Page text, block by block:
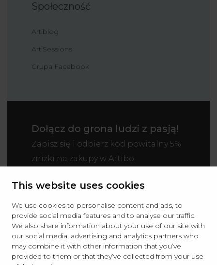
This website uses cookies
We use cookies to personalise content and ads, to
provide social media features and to analyse our traffic.
We also share information about your use of our site with
our social media, advertising and analytics partners who
may combine it with other information that you’ve
provided to them or that they’ve collected from your use
Społeczność
Artiblog
ArtiSessions
Grupa Facebook
Dołącz do grona ludzi z pasją!
Zapisz się i odbierz kod powitalny 5%
zniżki na zakupy w Artibo.
Wyrażam zgodę na otrzymywanie informacji
handlowej (newsletter) na podany w formularzu adres